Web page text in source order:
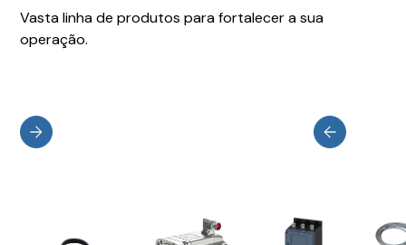
Vasta linha de produtos para fortalecer a sua
operação.